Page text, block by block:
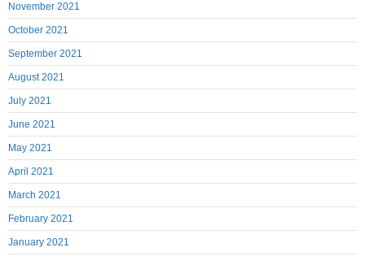
November 2021
October 2021
September 2021
August 2021
July 2021
June 2021
May 2021
April 2021
March 2021
February 2021
January 2021